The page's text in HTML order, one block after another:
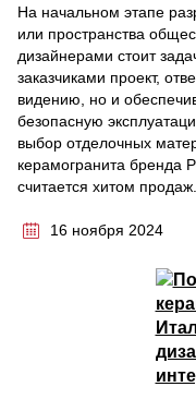
На начальном этапе
или пространства
дизайнерами стоит
заказчиками проект,
видению, но и
безопасную
выбор отделочных
керамогранита бренда
считается хитом
16 ноября 2024